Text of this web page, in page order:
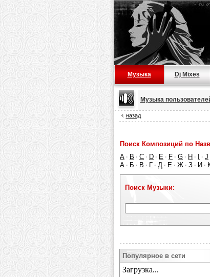
Музыка Dj Mixes
Музыка
назад
Поиск Композиций по
A · B · C · D · E · F · G · H · · J
А · Б · В · Г · Д · Е · Ж · З · И ·
Поиск Музыки:
Популярное в сети